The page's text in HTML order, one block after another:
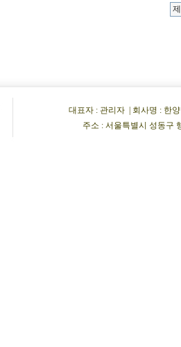
대표자 : 관리자 | 회사명 : 한양
주소 : 서울특별시 성동구